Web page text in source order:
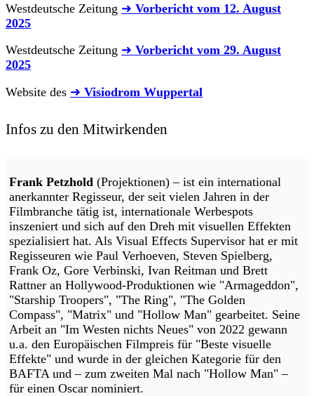
Westdeutsche Zeitung ➜ Vorbericht vom 12. August
2025
Westdeutsche Zeitung ➜ Vorbericht vom 29. August
2025
Website des ➜ Visiodrom Wuppertal
Infos zu den Mitwirkenden
Frank Petzhold (Projektionen) – ist ein international
anerkannter Regisseur, der seit vielen Jahren in der
Filmbranche tätig ist, internationale Werbespots
inszeniert und sich auf den Dreh mit visuellen Effekten
spezialisiert hat. Als Visual Effects Supervisor hat er mit
Regisseuren wie Paul Verhoeven, Steven Spielberg,
Frank Oz, Gore Verbinski, Ivan Reitman und Brett
Rattner an Hollywood-Produktionen wie "Armageddon",
"Starship Troopers", "The Ring", "The Golden
Compass", "Matrix" und "Hollow Man" gearbeitet. Seine
Arbeit an "Im Westen nichts Neues" von 2022 gewann
u.a. den Europäischen Filmpreis für "Beste visuelle
Effekte" und wurde in der gleichen Kategorie für den
BAFTA und – zum zweiten Mal nach "Hollow Man" –
für einen Oscar nominiert.